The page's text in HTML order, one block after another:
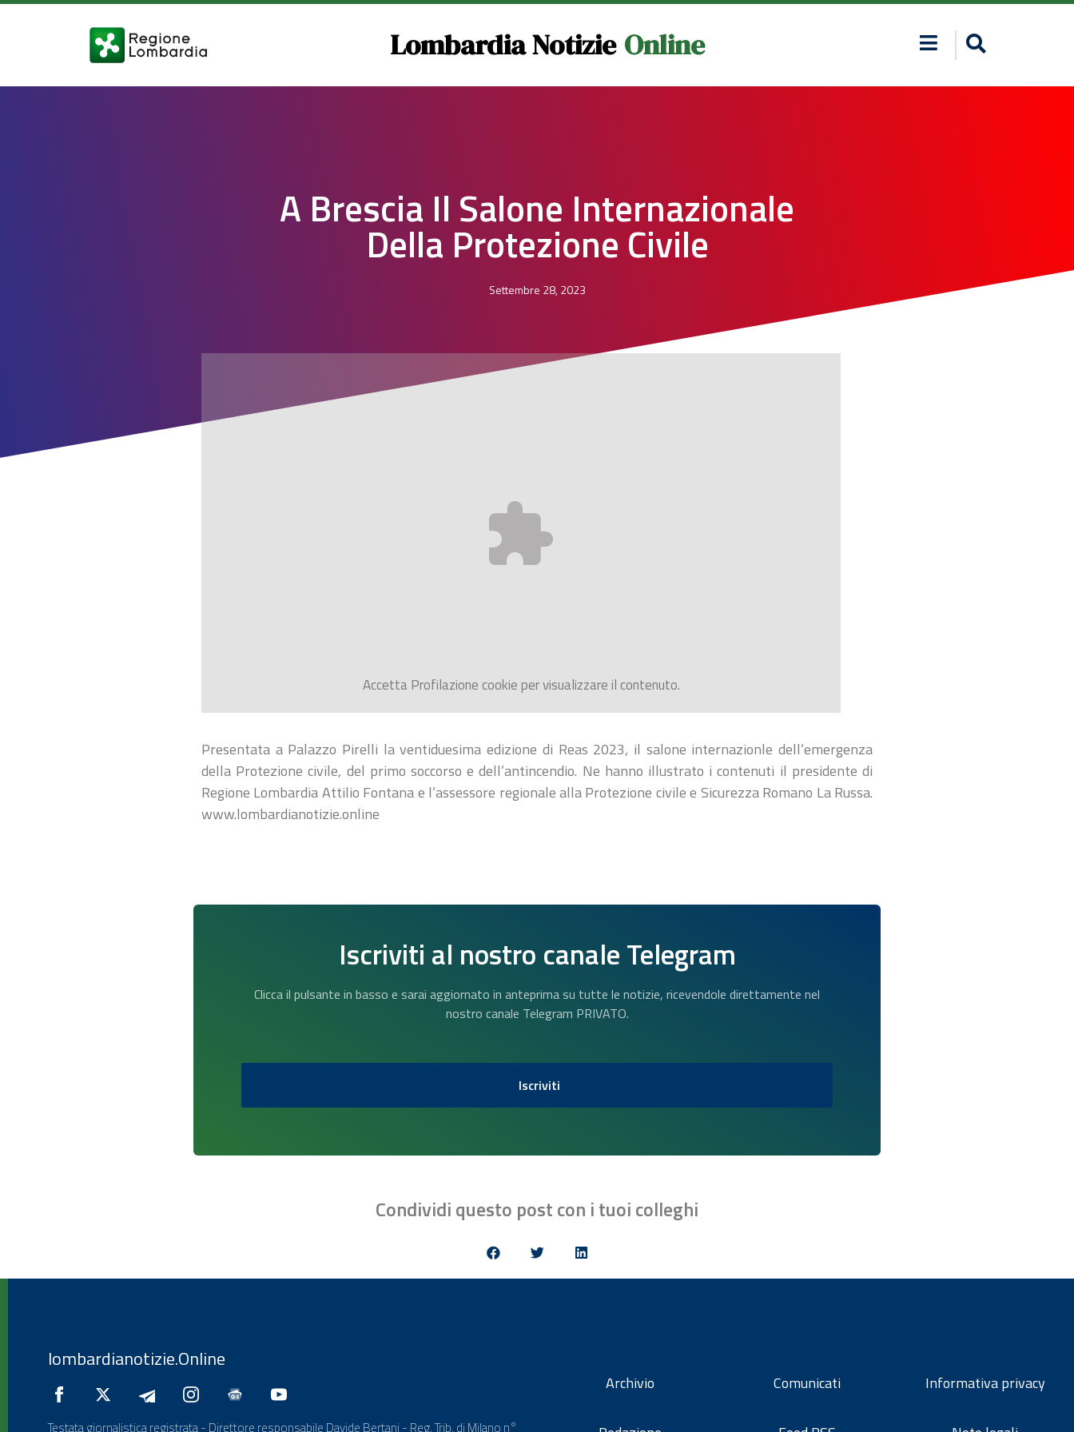
Lombardia Notizie Online
A Brescia Il Salone Internazionale
Della Protezione Civile
Settembre 28, 2023
AccettaProfilazionecookie per visualizzare il contenuto.
Presentata a Palazzo Pirelli la ventiduesima edizione di Reas 2023, il salone internazionle dell’emergenza
della Protezione civile, del primo soccorso e dell’antincendio. Ne hanno illustrato i contenuti il presidente di
Regione Lombardia Attilio Fontana e l’assessore regionale alla Protezione civile e Sicurezza Romano La Russa.
www.lombardianotizie.online
Iscriviti al nostro canale Telegram
Clicca il pulsante in basso e sarai aggiornato in anteprima su tutte le notizie, ricevendole direttamente nel
nostro canale Telegram PRIVATO.
Iscriviti
Condividi questo post con i tuoi colleghi
lombardianotizie.Online
Testata giornalistica registrata - Direttore responsabile Davide Bertani - Reg. Trib. di Milano n°
Archivio Comunicati Informativa privacy